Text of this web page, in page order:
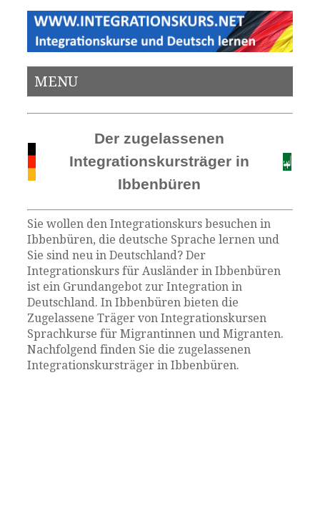
MENU
Der zugelassenen
Integrationskursträger in
Ibbenbüren
Sie wollen den Integrationskurs besuchen in
Ibbenbüren, die deutsche Sprache lernen und
Sie sind neu in Deutschland? Der
Integrationskurs für Ausländer in Ibbenbüren
ist ein Grundangebot zur Integration in
Deutschland. In Ibbenbüren bieten die
Zugelassene Träger von Integrationskursen
Sprachkurse für Migrantinnen und Migranten.
Nachfolgend finden Sie die zugelassenen
Integrationskursträger in Ibbenbüren.